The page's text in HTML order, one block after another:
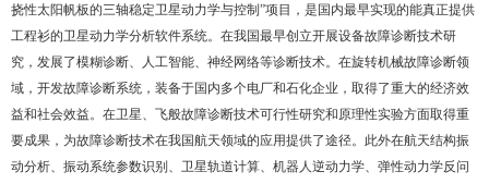
挠性太阳帆板的三轴稳定卫星动力学与控制”项目，是国内最早实现的能真正提供
工程衫的卫星动力学分析软件系统。在我国最早创立开展设备故障诊断技术研
究，发展了模糊诊断、人工智能、神经网络等诊断技术。在旋转机械故障诊断领
域，开发故障诊断系统，装备于国内多个电厂和石化企业，取得了重大的经济效
益和社会效益。在卫星、飞般故障诊断技术可行性研究和原理性实验方面取得重
要成果，为故障诊断技术在我国航天领域的应用提供了途径。此外在航天结构振
动分析、振动系统参数识别、卫星轨道计算、机器人逆动力学、弹性动力学反问